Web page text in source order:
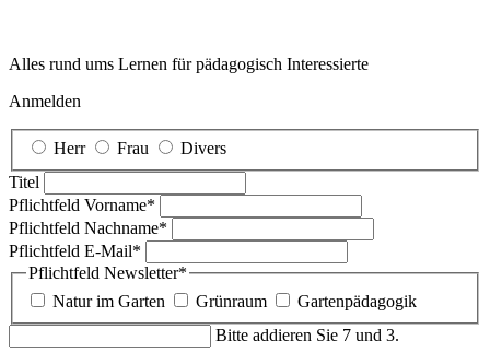
Alles rund ums Lernen für pädagogisch Interessierte
Anmelden
Herr Frau
Divers
Titel
Pflichtfeld Vorname*
Pflichtfeld Nachname*
Pflichtfeld E-Mail*
Pflichtfeld Newsletter*
Natur im Garten
Grünraum
Gartenpädagogik
Bitte addieren Sie 7 und 3.